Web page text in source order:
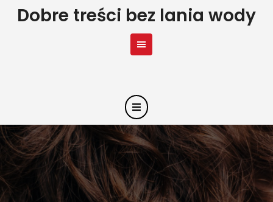
SkipDobre treści bez lania wody